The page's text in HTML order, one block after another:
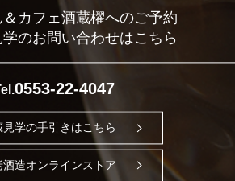
カフェ酒蔵櫂へのご予約
のお問い合わせはこちら
0553-22-4047
見学の手引きはこちら
酒造オンラインストア